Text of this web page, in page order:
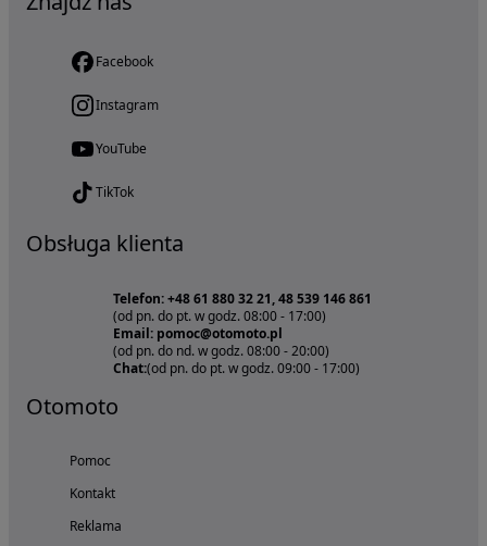
Facebook
Instagram
YouTube
TikTok
Obsługa klienta
Telefon: +48 61 880 32 21, 48 539 146 861
(od pn. do pt. w godz. 08:00 - 17:00)
Email: pomoc@otomoto.pl
(od pn. do nd. w godz. 08:00 - 20:00)
Chat:(od pn. do pt. w godz. 09:00 - 17:00)
Otomoto
Pomoc
Kontakt
Reklama